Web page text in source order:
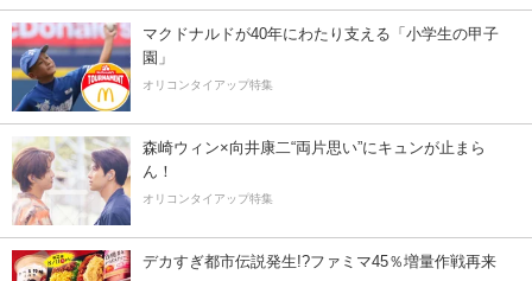
マクドナルドが40年にわたり支える「小学生の甲子
園」
オリコンタイアップ特集
森崎ウィン×向井康二“両片思い”にキュンが止まら
ん！
オリコンタイアップ特集
デカすぎ都市伝説発生!?ファミマ45％増量作戦再来